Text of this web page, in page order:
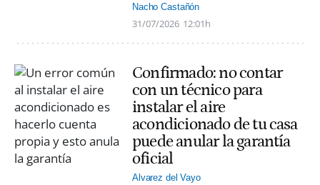
Nacho Castañón
31/07/2026 12:01h
Confirmado: no contar
con un técnico para
instalar el aire
acondicionado de tu casa
puede anular la garantía
oficial
Alvarez del Vayo